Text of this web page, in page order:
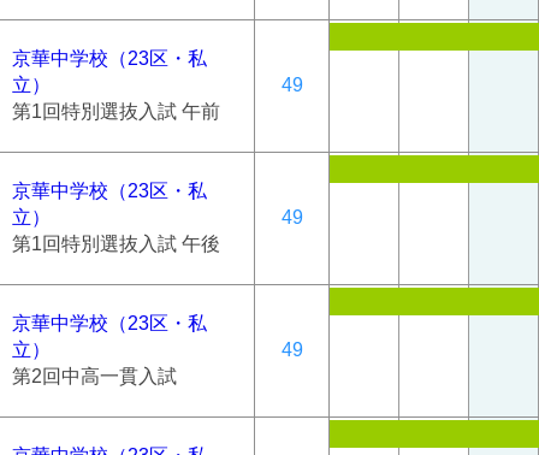
京華中学校（23区・私
立）
第1回特別選抜入試 午前
49
京華中学校（23区・私
立）
第1回特別選抜入試 午後
49
京華中学校（23区・私
立）
第2回中高一貫入試
49